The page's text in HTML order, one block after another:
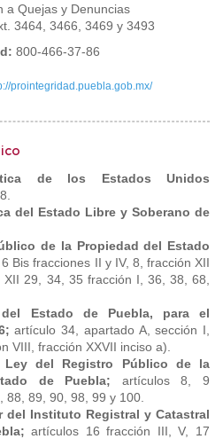
a Quejas y Denuncias
3464, 3466, 3469 y 3493
800-466-37-86
prointegridad.puebla.gob.mx/
de los Estados Unidos
del Estado Libre y Soberano de
de la Propiedad del Estado
Bis fracciones II y IV, 8, fracción XII
29, 34, 35 fracción I, 36, 38, 68,
Estado de Puebla, para el
artículo 34, apartado A, sección I,
VIII, fracción XXVII inciso a).
Ley del Registro Público de la
de Puebla; artículos 8, 9
88, 89, 90, 98, 99 y 100.
del Instituto Registral y Catastral
artículos 16 fracción III, V, 17